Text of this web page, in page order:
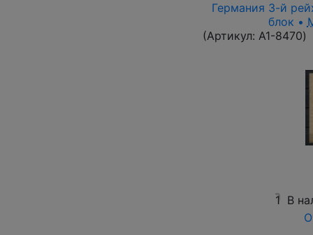
Германия 3-й
блок •
(Артикул: A1-8470)
1 В